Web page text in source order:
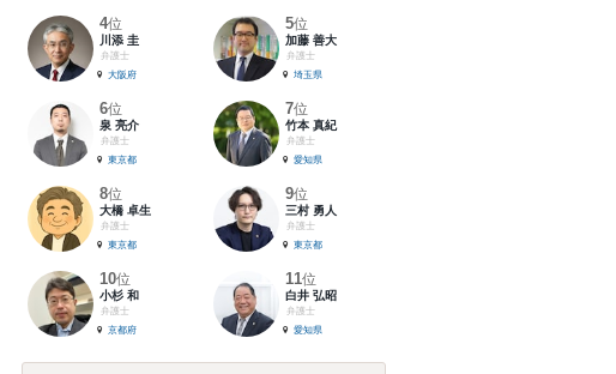
4位
川添 圭
弁護士
大阪府
5位
加藤 善大
弁護士
埼玉県
6位
泉 亮介
弁護士
東京都
7位
竹本 真紀
弁護士
愛知県
8位
大橋 卓生
弁護士
東京都
9位
三村 勇人
弁護士
東京都
10位
小杉 和
弁護士
京都府
11位
白井 弘昭
弁護士
愛知県